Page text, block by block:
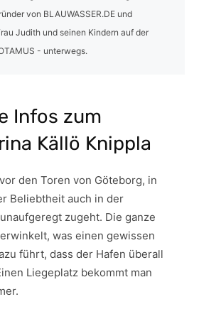
von BLAUWASSER.DE und
Judith und seinen Kindern auf der
- unterwegs.
Infos zum
Källö Knippla
den Toren von Göteborg, in
Beliebtheit auch in der
zugeht. Die ganze
was einen gewissen
führt, dass der Hafen überall
Liegeplatz bekommt man